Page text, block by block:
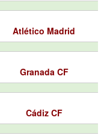
Atlético Madrid
Granada CF
Cádiz CF